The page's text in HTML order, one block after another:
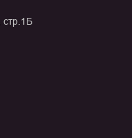
стр.1Б